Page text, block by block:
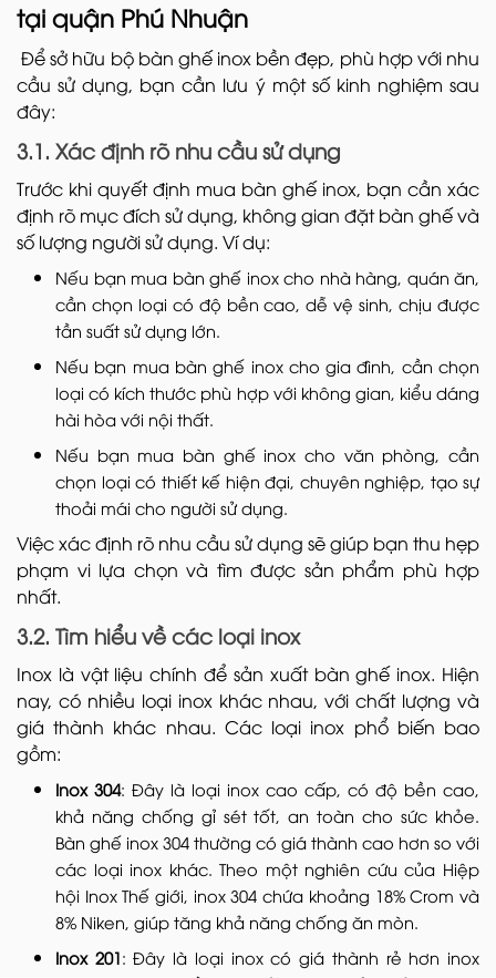
tại quận Phú Nhuận
Để sở hữu bộ bàn ghế inox bền đẹp, phù hợp với nhu
cầu sử dụng, bạn cần lưu ý một số kinh nghiệm sau
đây:
3.1. Xác định rõ nhu cầu sử dụng
Trước khi quyết định mua bàn ghế inox, bạn cần xác
định rõ mục đích sử dụng, không gian đặt bàn ghế và
số lượng người sử dụng. Ví dụ:
Nếu bạn mua bàn ghế inox cho nhà hàng, quán ăn,
cần chọn loại có độ bền cao, dễ vệ sinh, chịu được
tần suất sử dụng lớn.
Nếu bạn mua bàn ghế inox cho gia đình, cần chọn
loại có kích thước phù hợp với không gian, kiểu dáng
hài hòa với nội thất.
Nếu bạn mua bàn ghế inox cho văn phòng, cần
chọn loại có thiết kế hiện đại, chuyên nghiệp, tạo sự
thoải mái cho người sử dụng.
Việc xác định rõ nhu cầu sử dụng sẽ giúp bạn thu hẹp
phạm vi lựa chọn và tìm được sản phẩm phù hợp
nhất.
3.2. Tìm hiểu về các loại inox
Inox là vật liệu chính để sản xuất bàn ghế inox. Hiện
nay, có nhiều loại inox khác nhau, với chất lượng và
giá thành khác nhau. Các loại inox phổ biến bao
gồm:
Inox 304: Đây là loại inox cao cấp, có độ bền cao,
khả năng chống gỉ sét tốt, an toàn cho sức khỏe.
Bàn ghế inox 304 thường có giá thành cao hơn so với
các loại inox khác. Theo một nghiên cứu của Hiệp
hội Inox Thế giới, inox 304 chứa khoảng 18% Crom và
8% Niken, giúp tăng khả năng chống ăn mòn.
Inox 201: Đây là loại inox có giá thành rẻ hơn inox